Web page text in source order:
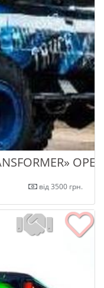
від 3500 грн.